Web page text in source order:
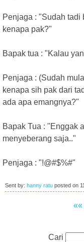
Penjaga : "Sudah tadi
kenapa pak?"
Bapak tua : "Kalau
Penjaga : (Sudah
kenapa sih pak dari
ada apa emangnya?"
Bapak Tua : "Enggak
menyeberang saja.."
Penjaga : "!@#$%#"
Sent by: hanny ratu posted on
««
Cari